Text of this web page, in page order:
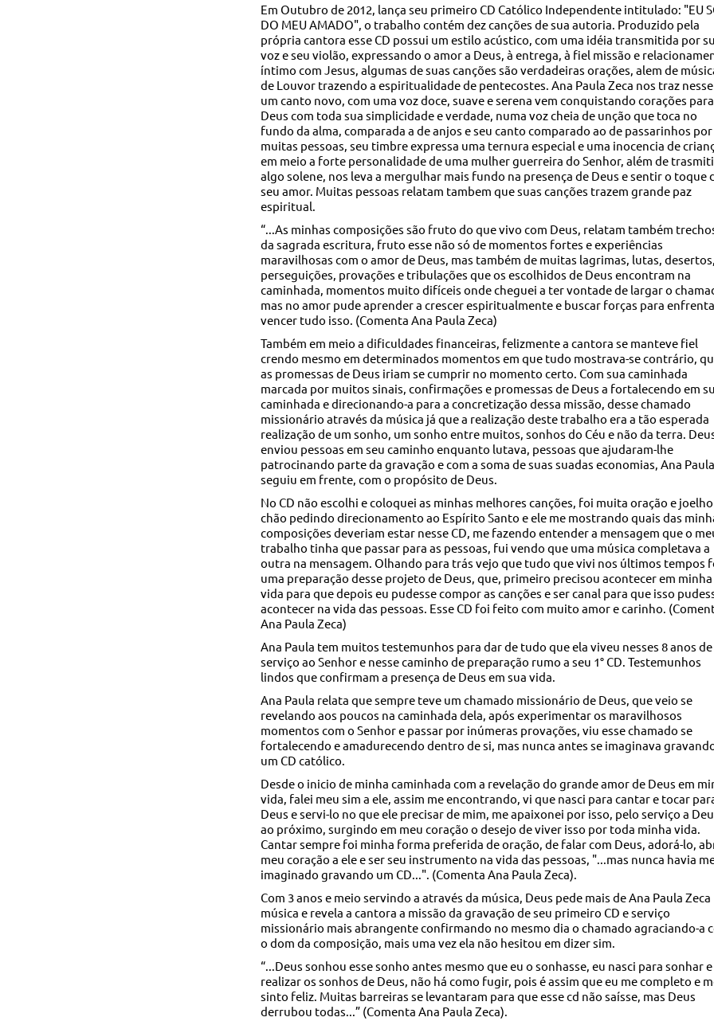
Em Outubro de 2012, lança seu primeiro CD Católico Independente intitulado: "EU
DO MEU AMADO", o trabalho contém dez canções de sua autoria. Produzido pela
própria cantora esse CD possui um estilo acústico, com uma idéia transmitida por
voz e seu violão, expressando o amor a Deus, à entrega, à fiel missão e
íntimo com Jesus, algumas de suas canções são verdadeiras orações, alem de
de Louvor trazendo a espiritualidade de pentecostes. Ana Paula Zeca nos traz nesse
um canto novo, com uma voz doce, suave e serena vem conquistando corações para
Deus com toda sua simplicidade e verdade, numa voz cheia de unção que toca no
fundo da alma, comparada a de anjos e seu canto comparado ao de passarinhos por
muitas pessoas, seu timbre expressa uma ternura especial e uma inocencia de
em meio a forte personalidade de uma mulher guerreira do Senhor, além de
algo solene, nos leva a mergulhar mais fundo na presença de Deus e sentir o toque
seu amor. Muitas pessoas relatam tambem que suas canções trazem grande paz
espiritual.
“...As minhas composições são fruto do que vivo com Deus, relatam também
da sagrada escritura, fruto esse não só de momentos fortes e experiências
maravilhosas com o amor de Deus, mas também de muitas lagrimas, lutas,
perseguições, provações e tribulações que os escolhidos de Deus encontram na
caminhada, momentos muito difíceis onde cheguei a ter vontade de largar o
mas no amor pude aprender a crescer espiritualmente e buscar forças para
vencer tudo isso. (Comenta Ana Paula Zeca)
Também em meio a dificuldades financeiras, felizmente a cantora se manteve fiel
crendo mesmo em determinados momentos em que tudo mostrava-se contrário,
as promessas de Deus iriam se cumprir no momento certo. Com sua caminhada
marcada por muitos sinais, confirmações e promessas de Deus a fortalecendo em
caminhada e direcionando-a para a concretização dessa missão, desse chamado
missionário através da música já que a realização deste trabalho era a tão esperada
realização de um sonho, um sonho entre muitos, sonhos do Céu e não da terra.
enviou pessoas em seu caminho enquanto lutava, pessoas que ajudaram-lhe
patrocinando parte da gravação e com a soma de suas suadas economias, Ana Paula
seguiu em frente, com o propósito de Deus.
No CD não escolhi e coloquei as minhas melhores canções, foi muita oração e
chão pedindo direcionamento ao Espírito Santo e ele me mostrando quais das
composições deveriam estar nesse CD, me fazendo entender a mensagem que o
trabalho tinha que passar para as pessoas, fui vendo que uma música completava a
outra na mensagem. Olhando para trás vejo que tudo que vivi nos últimos tempos
uma preparação desse projeto de Deus, que, primeiro precisou acontecer em minha
vida para que depois eu pudesse compor as canções e ser canal para que isso
acontecer na vida das pessoas. Esse CD foi feito com muito amor e carinho.
Ana Paula Zeca)
Ana Paula tem muitos testemunhos para dar de tudo que ela viveu nesses 8 anos de
serviço ao Senhor e nesse caminho de preparação rumo a seu 1° CD. Testemunhos
lindos que confirmam a presença de Deus em sua vida.
Ana Paula relata que sempre teve um chamado missionário de Deus, que veio se
revelando aos poucos na caminhada dela, após experimentar os maravilhosos
momentos com o Senhor e passar por inúmeras provações, viu esse chamado se
fortalecendo e amadurecendo dentro de si, mas nunca antes se imaginava
um CD católico.
Desde o inicio de minha caminhada com a revelação do grande amor de Deus em
vida, falei meu sim a ele, assim me encontrando, vi que nasci para cantar e tocar
Deus e servi-lo no que ele precisar de mim, me apaixonei por isso, pelo serviço a
ao próximo, surgindo em meu coração o desejo de viver isso por toda minha vida.
Cantar sempre foi minha forma preferida de oração, de falar com Deus, adorá-lo,
meu coração a ele e ser seu instrumento na vida das pessoas, "...mas nunca havia
imaginado gravando um CD...". (Comenta Ana Paula Zeca).
Com 3 anos e meio servindo a através da música, Deus pede mais de Ana Paula Zeca
música e revela a cantora a missão da gravação de seu primeiro CD e serviço
missionário mais abrangente confirmando no mesmo dia o chamado agraciando-a
o dom da composição, mais uma vez ela não hesitou em dizer sim.
“...Deus sonhou esse sonho antes mesmo que eu o sonhasse, eu nasci para sonhar e
realizar os sonhos de Deus, não há como fugir, pois é assim que eu me completo e
sinto feliz. Muitas barreiras se levantaram para que esse cd não saísse, mas Deus
derrubou todas...” (Comenta Ana Paula Zeca).